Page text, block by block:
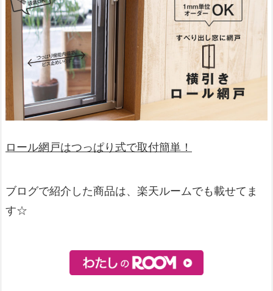
ロール網戸はつっぱり式で取付簡単！
ブログで紹介した商品は、楽天ルームでも載せてま
す☆